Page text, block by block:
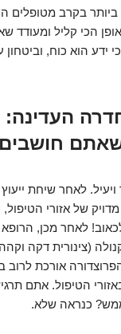
בקרב מטופלים
הכי קליל ומעודד
ידע הוא כוח, וביטחון
חושבים
ויעיל. לאחר שיחת
של אזורי
לאחר מכן,
(צינורית דקה
הטיפול. אתם
כנראה שלא.